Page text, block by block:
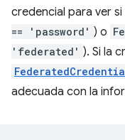
credencial para ver si
== 'password' ) o
'federated' ). Si la
adecuada con la